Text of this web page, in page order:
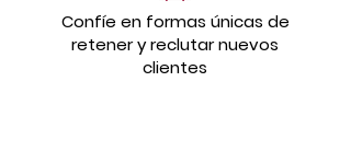
Confíe en formas únicas de
retener y reclutar nuevos
clientes